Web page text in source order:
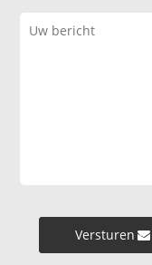
Versturen »